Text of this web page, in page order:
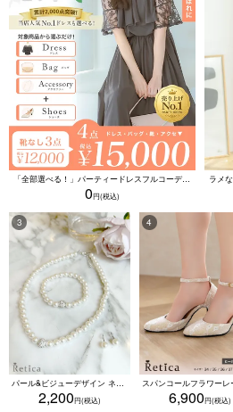
「全部選べる！」パーティードレスフルコーデセット (ドレス1点＋バッグ1点＋アクセ1点+靴1足/4点15000円(税込)/靴なしで12000円(税込))
0
パール&ビジューデザイン ネックレス×ピアス×ブレスレット アクセサリー3set
2,200 6,900